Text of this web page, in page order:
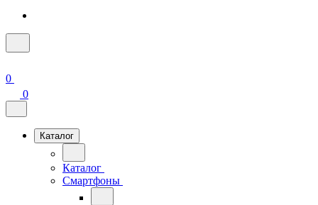
0
0
Каталог
Каталог
Смартфоны